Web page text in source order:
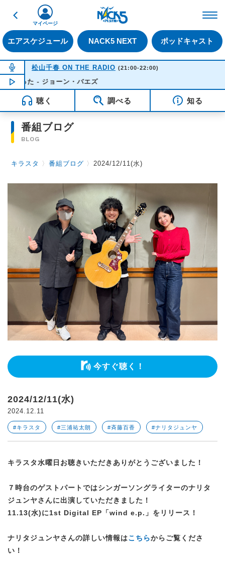
戻る
エアスケジュール NACK5 NEXT ポッドキャスト
マイページ
NOW ON AIR
松山千春 ON THE RADIO (21:00-22:00)
NOW PLAYING 21:28
った - ジョーン・バエズ
聴く 調べる 知る
番組ブログ
BLOG
キラスタ 〉番組ブログ 〉2024/12/11(水)
今すぐ聴く！
2024/12/11(水)
2024.12.11
#キラスタ #三浦祐太朗 #斉藤百香 #ナリタジュンヤ
キラスタ水曜日お聴きいただきありがとうございました！
７時台のゲストパートではシンガーソングライターのナリタ
ジュンヤさんに出演していただきました！
11.13(水)に1st Digital EP「wind e.p.」をリリース！
ナリタジュンヤさんの詳しい情報はこちらからご覧くださ
い！